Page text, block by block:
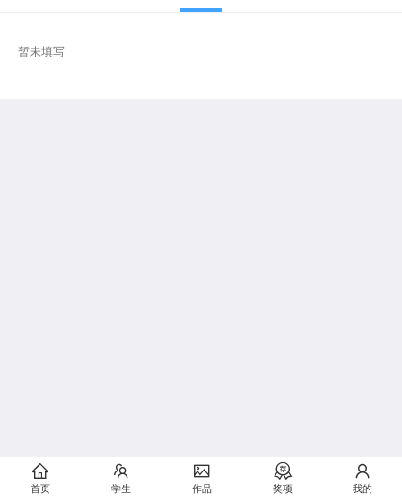
首页 学生 作品 奖项 我的
暂未填写